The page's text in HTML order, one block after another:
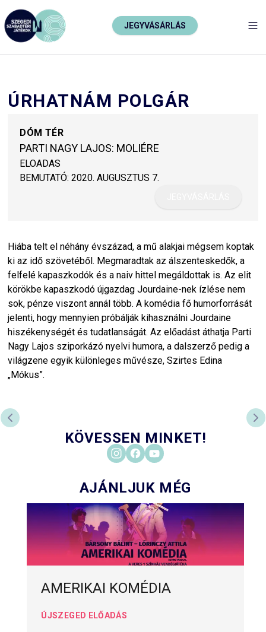
JEGYVÁSÁRLÁS
ÚRHATNÁM POLGÁR
DÓM TÉR
PARTI NAGY LAJOS: MOLIÉRE
ELOADAS
BEMUTATÓ: 2020. AUGUSZTUS 7.
Hiába telt el néhány évszázad, a mű alakjai mégsem koptak
ki az idő szövetéből. Megmaradtak az álszenteskedők, a
felfelé kapaszkodók és a naiv hittel megáldottak is. Az elit
körökbe kapaszkodó újgazdag Jourdaine-nek ízlése nem
sok, pénze viszont annál több. A komédia fő humorforrását
jelenti, hogy mennyien próbálják kihasználni Jourdaine
hiszékenységét és tudatlanságát. Az előadást áthatja Parti
Nagy Lajos sziporkázó nyelvi humora, a dalszerző pedig a
világzene egyik különleges művésze, Szirtes Edina
„Mókus”.
PREVIOUS SLIDE
KÖVESSEN MINKET!
AJÁNLJUK MÉG
AMERIKAI KOMÉDIA
ÚJSZEGED ELŐADÁS